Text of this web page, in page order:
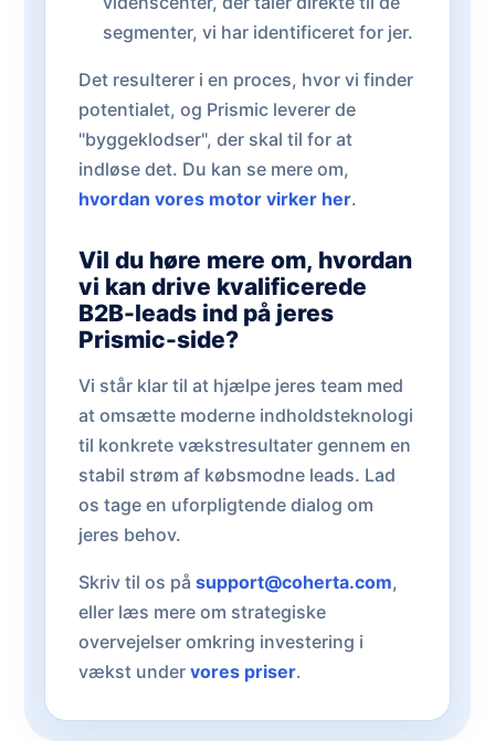
segmenter, vi har identificeret for jer.
Det resulterer i en proces, hvor vi finder
potentialet, og Prismic leverer de
"byggeklodser", der skal til for at
indløse det. Du kan se mere om,
hvordan vores motor virker her.
Vil du høre mere om, hvordan
vi kan drive kvalificerede
B2B-leads ind på jeres
Prismic-side?
Vi står klar til at hjælpe jeres team med
at omsætte moderne indholdsteknologi
til konkrete vækstresultater gennem en
stabil strøm af købsmodne leads. Lad
os tage en uforpligtende dialog om
jeres behov.
Skriv til os på support@coherta.com,
eller læs mere om strategiske
overvejelser omkring investering i
vækst under vores priser.